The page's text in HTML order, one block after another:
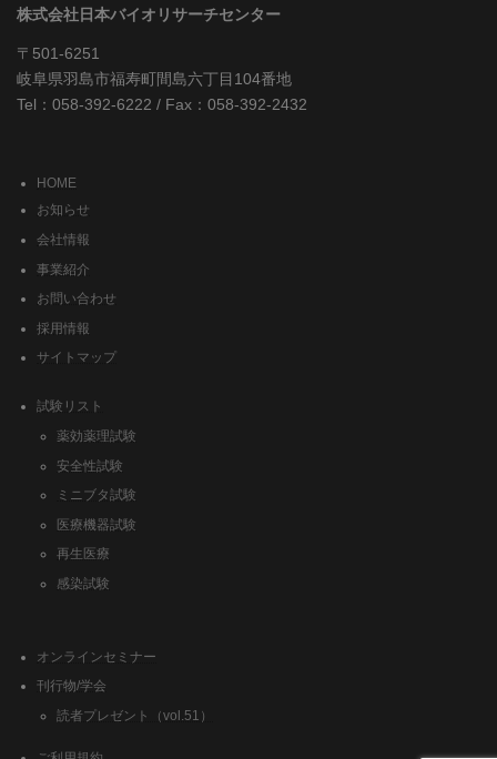
株式会社日本バイオリサーチセンター
〒501-6251
岐阜県羽島市福寿町間島六丁目104番地
Tel：058-392-6222 / Fax：058-392-2432
HOME
お知らせ
会社情報
事業紹介
お問い合わせ
採用情報
サイトマップ
試験リスト
薬効薬理試験
安全性試験
ミニブタ試験
医療機器試験
再生医療
感染試験
オンラインセミナー
刊行物/学会
読者プレゼント（vol.51）